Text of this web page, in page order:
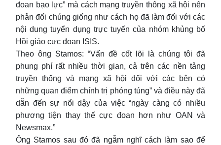
đoan bạo lực” mà cách mạng truyền thông xã hội nên
phản đối chúng giống như cách họ đã làm đối với các
nội dung tuyển dụng trực tuyến của nhóm khủng bố
Hồi giáo cực đoan ISIS.
Theo ông Stamos: “Vấn đề cốt lõi là chúng tôi đã
phung phí rất nhiều thời gian, cả trên các nền tảng
truyền thống và mạng xã hội đối với các bên có
những quan điểm chính trị phóng túng” và điều này đã
dẫn đến sự nổi dậy của việc “ngày càng có nhiều
phương tiện thay thế cực đoan hơn như OAN và
Newsmax.”
Ông Stamos sau đó đã ngẫm nghĩ cách làm sao để